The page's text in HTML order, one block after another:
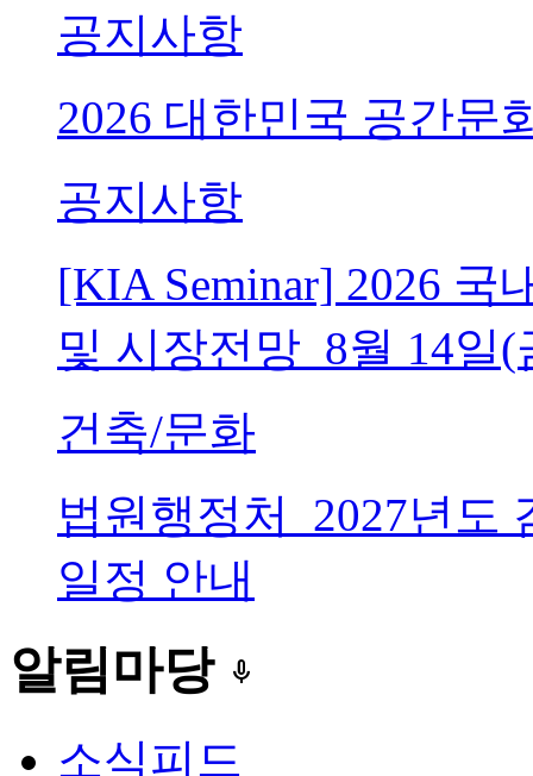
공지사항
2026 대한민국 공간문
공지사항
[KIA Seminar] 2026 국
및 시장전망_8월 14일(
건축/문화
법원행정처_2027년도
일정 안내
알림마당 keyboard_voice
소식피드